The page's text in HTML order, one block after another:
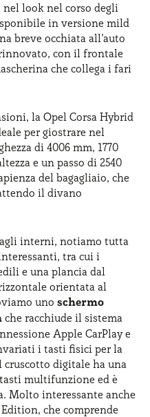
look nel corso degli
in versione mild
breve occhiata all’auto
con il frontale
che collega i fari
la Opel Corsa Hybrid
per giostrare nel
di 4006 mm, 1770
e un passo di 2540
del bagagliaio, che
il divano
agli interni, notiamo tutta
tra cui i
e una plancia dal
orientata al
uno schermo
che racchiude il sistema
Apple CarPlay e
i tasti fisici per la
digitale ha una
multifunzione ed è
Molto interessante anche
che comprende